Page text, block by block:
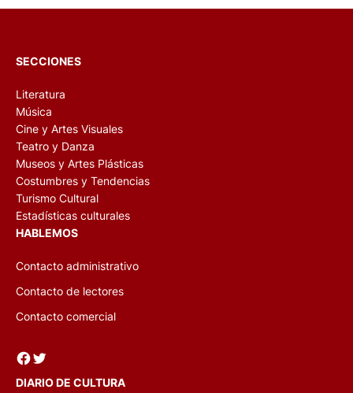
SECCIONES
Literatura
Música
Cine y Artes Visuales
Teatro y Danza
Museos y Artes Plásticas
Costumbres y Tendencias
Turismo Cultural
Estadísticas culturales
HABLEMOS
Contacto administrativo
Contacto de lectores
Contacto comercial
Facebook Twitter
DIARIO DE CULTURA